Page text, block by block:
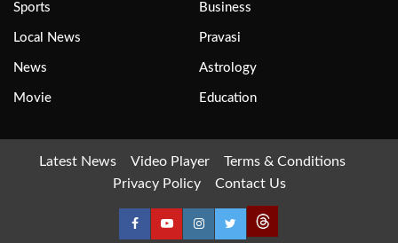
Sports Business
Local News Pravasi
News Astrology
Movie Education
Latest News Video Player
Terms & Conditions
Privacy Policy
Contact Us